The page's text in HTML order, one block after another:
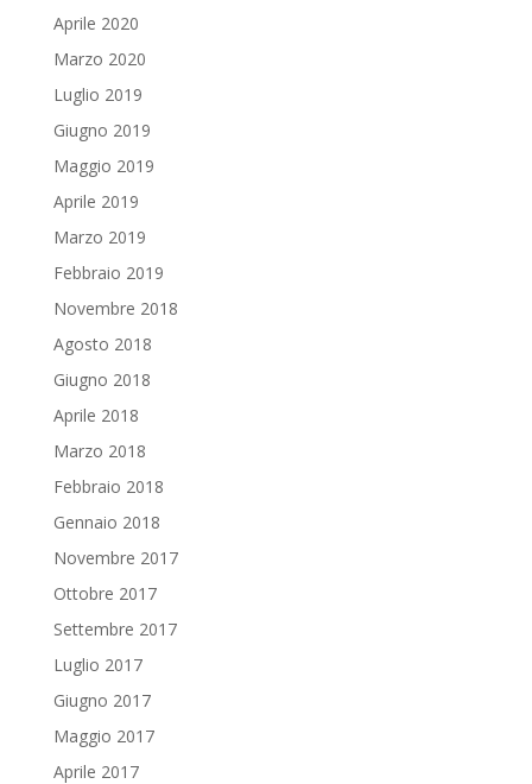
Aprile 2020
Marzo 2020
Luglio 2019
Giugno 2019
Maggio 2019
Aprile 2019
Marzo 2019
Febbraio 2019
Novembre 2018
Agosto 2018
Giugno 2018
Aprile 2018
Marzo 2018
Febbraio 2018
Gennaio 2018
Novembre 2017
Ottobre 2017
Settembre 2017
Luglio 2017
Giugno 2017
Maggio 2017
Aprile 2017